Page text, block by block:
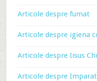
Articole despre fumat
Articole despre igiena
Articole despre Iisus
Articole despre